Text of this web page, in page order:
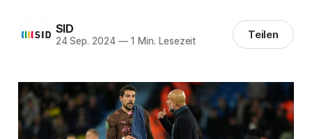
SID
24 Sep. 2024 —1 Min. Lesezeit Teilen